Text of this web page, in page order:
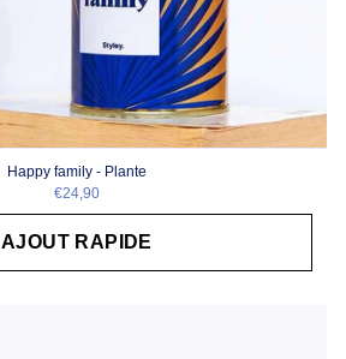
Happy family - Plante
€24,90
AJOUT RAPIDE